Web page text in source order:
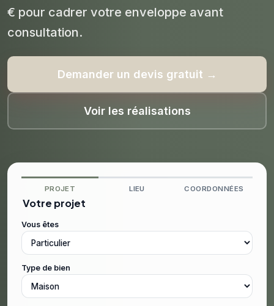
€ pour cadrer votre enveloppe avant
consultation.
Demander un devis gratuit →
Voir les réalisations
PROJET LIEU COORDONNÉES
Votre projet
Vous êtes
Type de bien